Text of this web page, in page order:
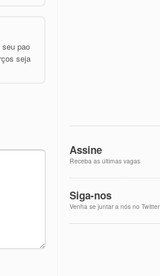
pao
seja
Assine
Receba as últimas vagas
Siga-nos
Venha se juntar a nós no Twitter